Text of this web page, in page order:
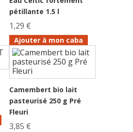
pétillante 1.5 l
1,29 €
Ajouter à mon caba
Camembert bio lait
pasteurisé 250 g Pré
Fleuri
3,85 €